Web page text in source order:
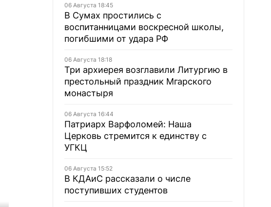
06 Августа 18:45
В Сумах простились с
воспитанницами воскресной школы,
погибшими от удара РФ
06 Августа 18:18
Три архиерея возглавили Литургию в
престольный праздник Мгарского
монастыря
06 Августа 16:44
Патриарх Варфоломей: Наша
Церковь стремится к единству с
УГКЦ
06 Августа 15:52
В КДАиС рассказали о числе
поступивших студентов